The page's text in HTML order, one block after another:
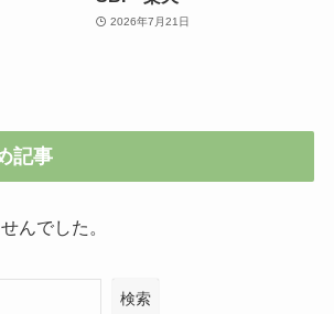
2026年7月21日
記事
んでした。
検索